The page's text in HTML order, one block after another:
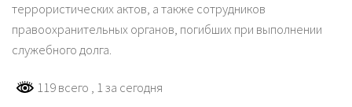
террористических актов, а также сотрудников
правоохранительных органов, погибших при выполнении
служебного долга.
119 всего , 1 за сегодня